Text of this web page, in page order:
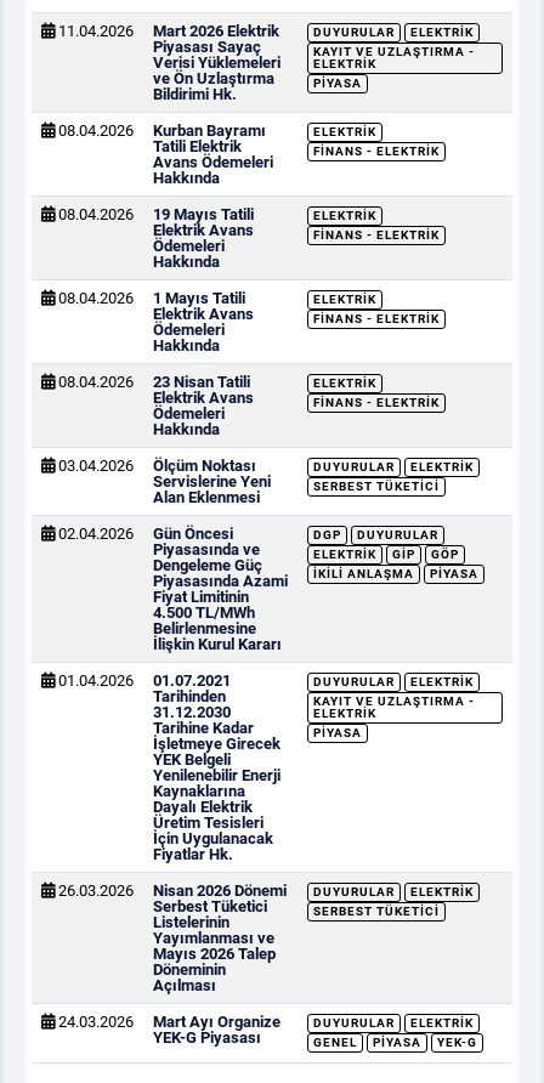
11.04.2026
Mart 2026 Elektrik
Piyasası Sayaç
Verisi Yüklemeleri
ve Ön Uzlaştırma
Bildirimi Hk.
DUYURULAR
ELEKTRIK
KAYIT VE UZLAŞTIRMA -
ELEKTRIK
PIYASA
08.04.2026
Kurban Bayramı
Tatili Elektrik
Avans Ödemeleri
Hakkında
ELEKTRIK
FINANS - ELEKTRIK
08.04.2026
19 Mayıs Tatili
Elektrik Avans
Ödemeleri
Hakkında
ELEKTRIK
FINANS - ELEKTRIK
08.04.2026
1 Mayıs Tatili
Elektrik Avans
Ödemeleri
Hakkında
ELEKTRIK
FINANS - ELEKTRIK
08.04.2026
23 Nisan Tatili
Elektrik Avans
Ödemeleri
Hakkında
ELEKTRIK
FINANS - ELEKTRIK
03.04.2026
Ölçüm Noktası
Servislerine Yeni
Alan Eklenmesi
DUYURULAR
ELEKTRIK
SERBEST TÜKETICI
02.04.2026
Gün Öncesi
Piyasasında ve
Dengeleme Güç
Piyasasında Azami
Fiyat Limitinin
4.500 TL/MWh
Belirlenmesine
İlişkin Kurul Kararı
DGP
DUYURULAR
ELEKTRIK
GİP
GÖP
İKILI ANLAŞMA
PIYASA
01.04.2026
01.07.2021
Tarihinden
31.12.2030
Tarihine Kadar
İşletmeye Girecek
YEK Belgeli
Yenilenebilir Enerji
Kaynaklarına
Dayalı Elektrik
Üretim Tesisleri
İçin Uygulanacak
Fiyatlar Hk.
DUYURULAR
ELEKTRIK
KAYIT VE UZLAŞTIRMA -
ELEKTRIK
PIYASA
26.03.2026
Nisan 2026 Dönemi
Serbest Tüketici
Listelerinin
Yayımlanması ve
Mayıs 2026 Talep
Döneminin
Açılması
DUYURULAR
ELEKTRIK
SERBEST TÜKETICI
24.03.2026
Mart Ayı Organize
YEK-G Piyasası
DUYURULAR
ELEKTRIK
GENEL
PIYASA YEK-G